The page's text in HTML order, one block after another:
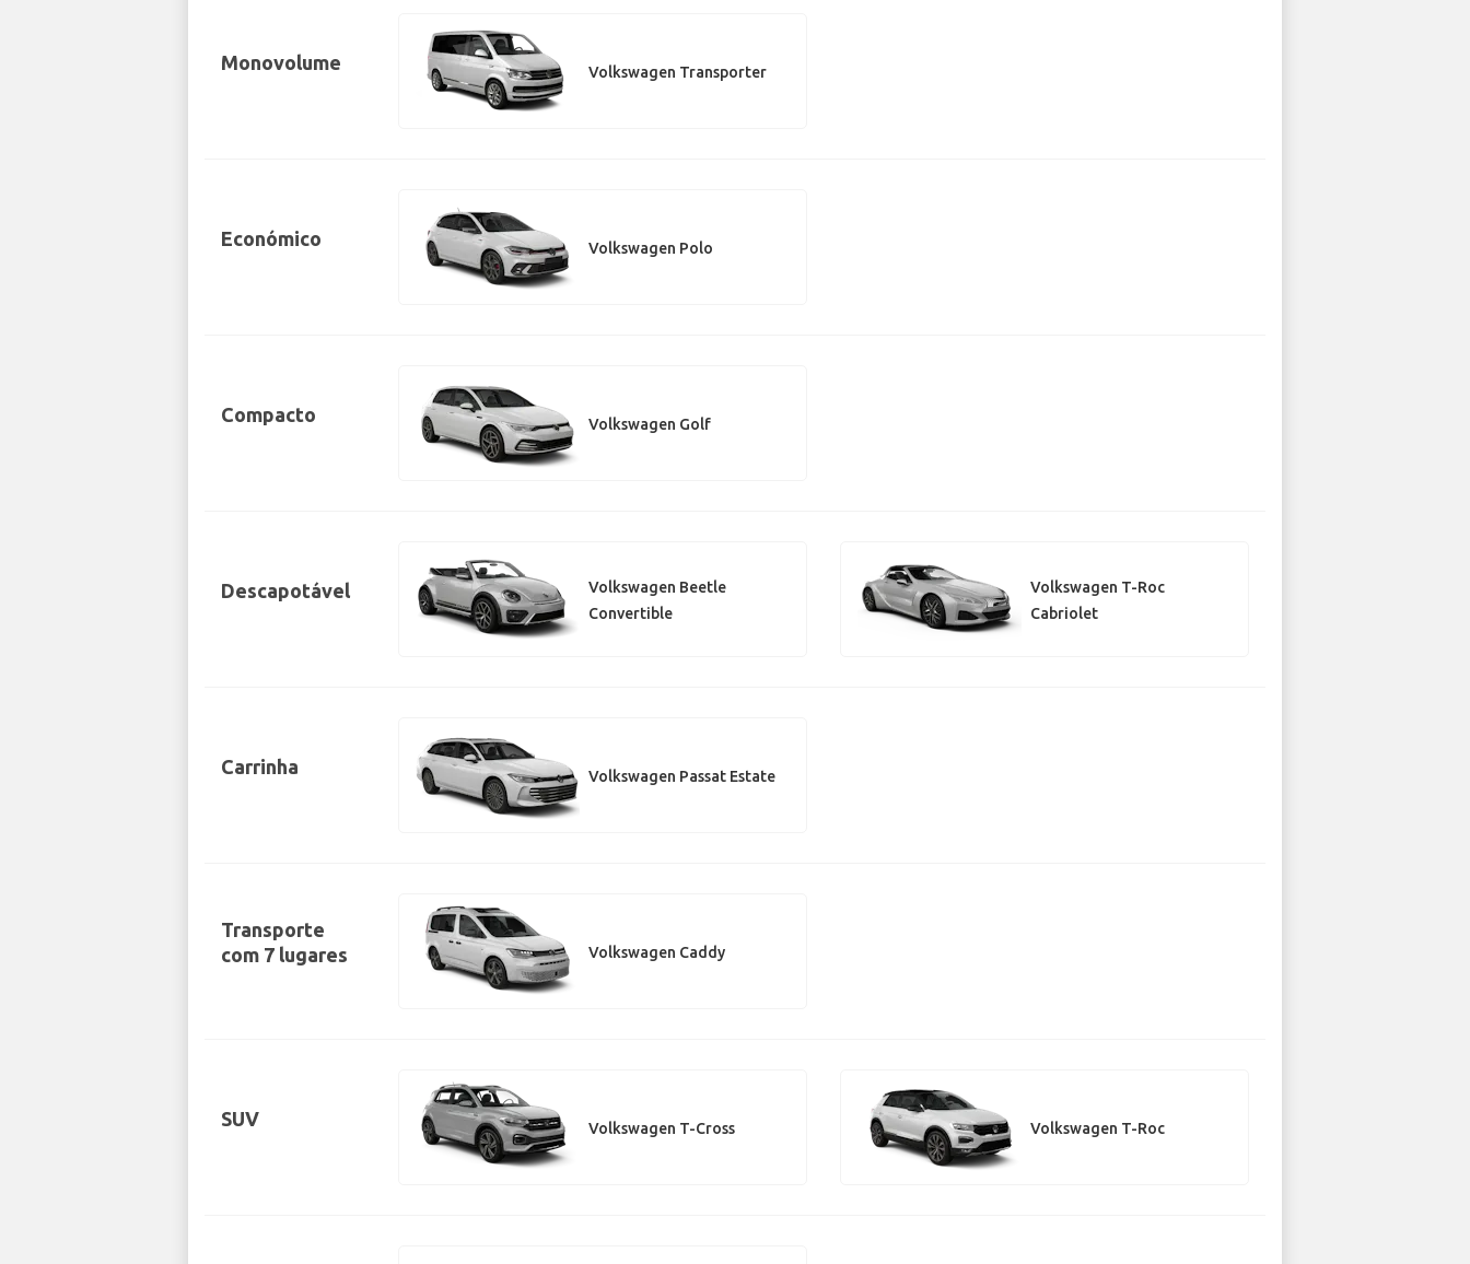
Monovolume Volkswagen Transporter
Económico Volkswagen Polo
Compacto Volkswagen Golf
Descapotável
Volkswagen Beetle
Convertible
Volkswagen T-Roc
Cabriolet
Carrinha Volkswagen Passat Estate
Transporte
com 7 lugares
Volkswagen Caddy
SUV Volkswagen T-Cross Volkswagen T-Roc